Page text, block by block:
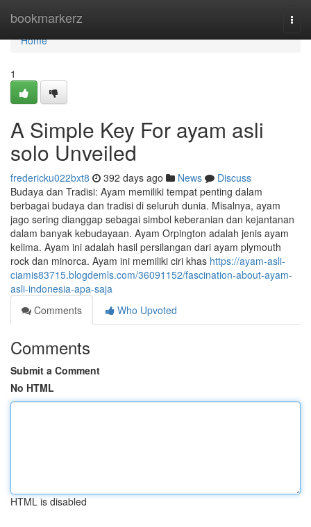
bookmarkerz
Home
Home
1
A Simple Key For ayam asli
solo Unveiled
fredericku022bxt8 392 days ago News
Discuss
Budaya dan Tradisi: Ayam memiliki tempat penting dalam
berbagai budaya dan tradisi di seluruh dunia. Misalnya, ayam
jago sering dianggap sebagai simbol keberanian dan kejantanan
dalam banyak kebudayaan. Ayam Orpington adalah jenis ayam
kelima. Ayam ini adalah hasil persilangan dari ayam plymouth
rock dan minorca. Ayam ini memiliki ciri khas https://ayam-asli-
ciamis83715.blogdemls.com/36091152/fascination-about-ayam-
asli-indonesia-apa-saja
Comments
Who Upvoted
Comments
Submit a Comment
No HTML
HTML is disabled